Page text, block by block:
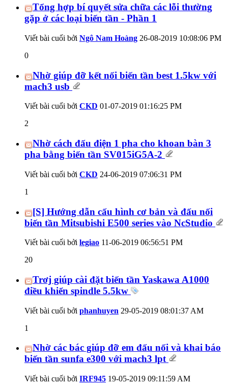
Tổng hợp bí quyết sửa chữa các lỗi thường
gặp ở các loại biến tần - Phần 1
Viết bài cuối bởi Ngô Nam Hoàng 26-08-2019 10:08:06 PM
0
Nhờ giúp đỡ kết nối biến tần best 1.5kw với
mach3 usb
Viết bài cuối bởi CKD 01-07-2019 01:16:25 PM
2
Nhờ cách đấu điện 1 pha cho khoan bàn 3
pha bằng biến tần SV015iG5A-2
Viết bài cuối bởi CKD 24-06-2019 07:06:31 PM
1
[S] Hướng dẫn cấu hình cơ bản và đấu nối
biến tần Mitsubishi E500 series vào NcStudio
Viết bài cuối bởi legiao 11-06-2019 06:56:51 PM
20
Trơj giúp cài đặt biến tần Yaskawa A1000
điều khiển spindle 5.5kw
Viết bài cuối bởi phanhuyen 29-05-2019 08:01:37 AM
1
Nhờ các bác giúp đỡ em đấu nối và khai báo
biến tần sunfa e300 với mach3 lpt
Viết bài cuối bởi IRF945 19-05-2019 09:11:59 AM